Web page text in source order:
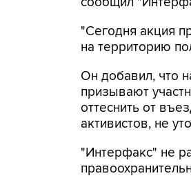
"Сегодня акция
на территорию
Он добавил, что
призывают
оттеснить от
активистов, не
"Интерфакс" не